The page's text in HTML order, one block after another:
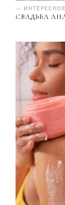
— ИНТЕРЕСНОЕ
СВАДЬБА